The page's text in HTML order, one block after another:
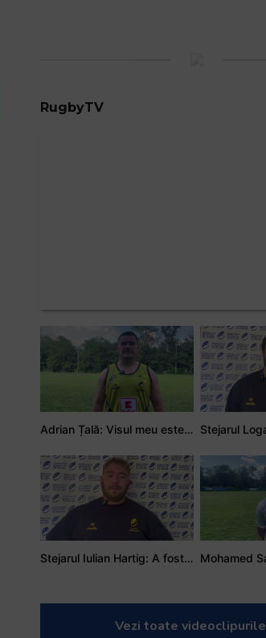
RugbyTV
Adrian Țală: Visul meu este să debutez pentru România
Stejarul Iulian Hartig: A fost un turneu care a unit mai mult echipa
Vezi toate videoclipurile